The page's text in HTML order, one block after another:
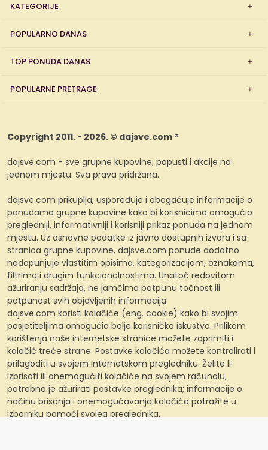
KATEGORIJE
POPULARNO DANAS
TOP PONUDA DANAS
POPULARNE PRETRAGE
Copyright 2011. - 2026. © dajsve.com ®
dajsve.com - sve grupne kupovine, popusti i akcije na
jednom mjestu. Sva prava pridržana.
dajsve.com prikuplja, uspoređuje i obogaćuje informacije o
ponudama grupne kupovine kako bi korisnicima omogućio
pregledniji, informativniji i korisniji prikaz ponuda na jednom
mjestu. Uz osnovne podatke iz javno dostupnih izvora i sa
stranica grupne kupovine, dajsve.com ponude dodatno
nadopunjuje vlastitim opisima, kategorizacijom, oznakama,
filtrima i drugim funkcionalnostima. Unatoč redovitom
ažuriranju sadržaja, ne jamčimo potpunu točnost ili
potpunost svih objavljenih informacija.
dajsve.com koristi kolačiće (eng. cookie) kako bi svojim
posjetiteljima omogućio bolje korisničko iskustvo. Prilikom
korištenja naše internetske stranice možete zaprimiti i
kolačić treće strane. Postavke kolačića možete kontrolirati i
prilagoditi u svojem internetskom pregledniku. Želite li
izbrisati ili onemogućiti kolačiće na svojem računalu,
potrebno je ažurirati postavke preglednika; informacije o
načinu brisanja i onemogućavanja kolačića potražite u
izborniku pomoći svojeg preglednika.